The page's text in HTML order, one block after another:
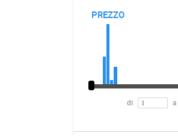
PREZZO
di a